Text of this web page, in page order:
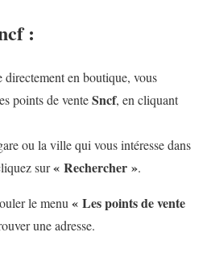
:
en boutique, vous
points de venteSncf, en cliquant
ou la ville qui vous intéresse dans
sur« Rechercher ».
le menu « Les points de vente
une adresse.